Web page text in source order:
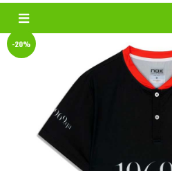
-20%